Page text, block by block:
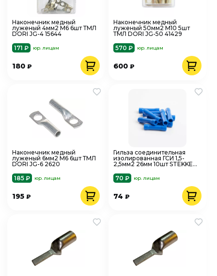
Наконечник медный
луженый 4мм2 М6 6шт ТМЛ
DORI JG-4 15644
171 ₽
юр. лицам
180 ₽
Наконечник медный
луженый 50мм2 М10 5шт
ТМЛ DORI JG-50 41429
570 ₽
юр. лицам
600₽
Наконечник медный
луженый 6мм2 М6 6шт ТМЛ
DORI JG-6 2620
185 ₽
юр. лицам
195 ₽
Гильза соединительная
изолированная ГСИ 1,5-
2,5мм2 26мм 10шт STEKKER
70 ₽
юр. лицам
74₽